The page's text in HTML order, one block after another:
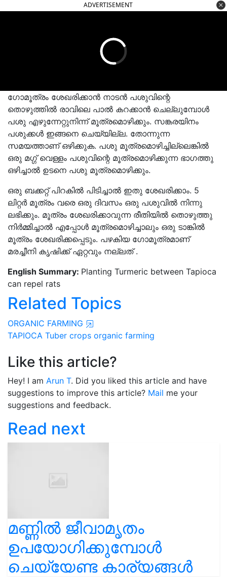
ADVERTISEMENT
ഗോമൂത്രം ശേഖരിക്കാൻ നാടൻ പശുവിന്റെ
തൊഴുത്തിൽ രാവിലെ പാൽ കറക്കാൻ ചെല്ലുമ്പോൾ
പശു എഴുന്നേറ്റുനിന്ന് മൂത്രമൊഴിക്കും. സങ്കരയിനം
പശുക്കൾ ഇങ്ങനെ ചെയ്യില്ല. തോന്നുന്ന
സമയത്താണ് ഒഴിക്കുക. പശു മൂത്രമൊഴിച്ചില്ലെങ്കിൽ
ഒരു മഗ്ഗ് വെള്ളം പശുവിന്റെ മൂത്രമൊഴിക്കുന്ന ഭാഗത്തു
ഒഴിച്ചാൽ ഉടനെ പശു മൂത്രമൊഴിക്കും.
ഒരു ബക്കറ്റ് പിറകിൽ പിടിച്ചാൽ ഇതു ശേഖരിക്കാം. 5
ലിറ്റർ മൂത്രം വരെ ഒരു ദിവസം ഒരു പശുവിൽ നിന്നു
ലഭിക്കും. മൂത്രം ശേഖരിക്കാവുന്ന രീതിയിൽ തൊഴുത്തു
നിർമ്മിച്ചാൽ എപ്പോൾ മൂത്രമൊഴിച്ചാലും ഒരു ടാങ്കിൽ
മൂത്രം ശേഖരിക്കപ്പെടും. പഴകിയ ഗോമൂത്രമാണ്
മരച്ചീനി കൃഷിക്ക് ഏറ്റവും നല്ലത് .
English Summary: Planting Turmeric between Tapioca
can repel rats
Related Topics
ORGANIC FARMING
TAPIOCA Tuber crops organic farming
Like this article?
Hey! I am Arun T. Did you liked this article and have
suggestions to improve this article? Mail me your
suggestions and feedback.
Read next
മണ്ണിൽ ജീവാമൃതം
ഉപയോഗിക്കുമ്പോൾ
ചെയ്യേണ്ട കാര്യങ്ങൾ